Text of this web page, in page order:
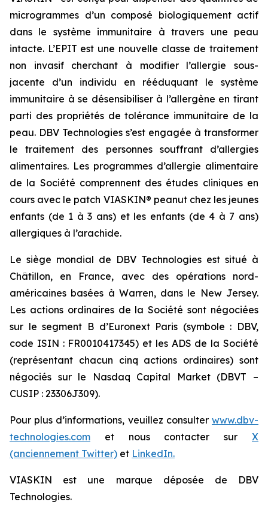
microgrammes d’un composé biologiquement actif
dans le système immunitaire à travers une peau
intacte. L’EPIT est une nouvelle classe de traitement
non invasif cherchant à modifier l’allergie sous-
jacente d’un individu en rééduquant le système
immunitaire à se désensibiliser à l’allergène en tirant
parti des propriétés de tolérance immunitaire de la
peau. DBV Technologies s’est engagée à transformer
le traitement des personnes souffrant d’allergies
alimentaires. Les programmes d’allergie alimentaire
de la Société comprennent des études cliniques en
cours avec le patch VIASKIN® peanut chez les jeunes
enfants (de 1 à 3 ans) et les enfants (de 4 à 7 ans)
allergiques à l’arachide.
Le siège mondial de DBV Technologies est situé à
Châtillon, en France, avec des opérations nord-
américaines basées à Warren, dans le New Jersey.
Les actions ordinaires de la Société sont négociées
sur le segment B d’Euronext Paris (symbole : DBV,
code ISIN : FR0010417345) et les ADS de la Société
(représentant chacun cinq actions ordinaires) sont
négociés sur le Nasdaq Capital Market (DBVT –
CUSIP : 23306J309).
Pour plus d’informations, veuillez consulter www.dbv-
technologies.com et nous contacter sur X
(anciennement Twitter) et LinkedIn.
VIASKIN est une marque déposée de DBV
Technologies.